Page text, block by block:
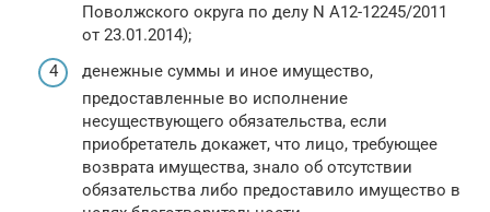
Поволжского округа по делу N А12-12245/2011
от 23.01.2014);
денежные суммы и иное имущество,
предоставленные во исполнение
несуществующего обязательства, если
приобретатель докажет, что лицо, требующее
возврата имущества, знало об отсутствии
обязательства либо предоставило имущество в